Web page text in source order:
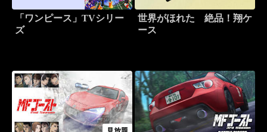
「ワンピース」TVシリー
ズ
世界がほれた 絶品！翔ケ
ース